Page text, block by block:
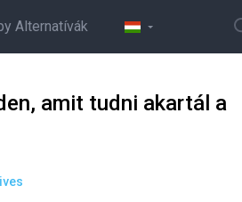
Alternatívák
amit tudni akartál a